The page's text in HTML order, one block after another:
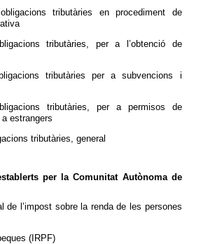
tributàries en procediment de
tributàries, per a l’obtenció de
tributàries per a subvencions i
tributàries, per a permisos de
estrangers
tributàries, general
per la Comunitat Autònoma de
de l’impost sobre la renda de les persones
(IRPF)